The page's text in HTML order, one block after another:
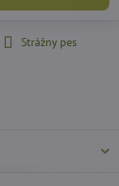
Strážny pes